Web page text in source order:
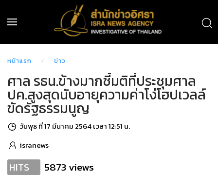
หน้าแรก ข่าว
ศาล รธน.ข้างมากชี้มติที่ประชุมศาล
ปค.สูงสุดนับอายุความค่าโง่โฮปเวลล์
ขัดรัฐธรรมนูญ
วันพุธ ที่ 17 มีนาคม 2564 เวลา 12:51 น.
isranews
HITS 5873 views